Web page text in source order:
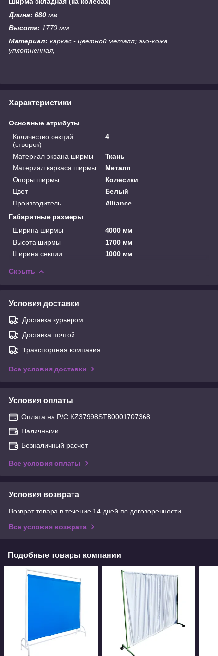
Длина: 680 мм
Высота: 1770 мм
Материал: каркас - цветной металл; эко-кожа
уплотненная;
Характеристики
Основные атрибуты
Количество секций
(створок)
4
Материал экрана ширмы
Ткань
Материал каркаса ширмы
Металл
Опоры ширмы
Колесики
Цвет
Белый
Производитель
Alliance
Габаритные размеры
Ширина ширмы
4000 мм
Высота ширмы
1700 мм
Ширина секции
1000 мм
Скрыть
Условия доставки
Доставка курьером
Доставка почтой
Транспортная компания
Все условия доставки
Условия оплаты
Оплата на Р/С KZ37998STB0001707368
Наличными
Безналичный расчет
Все условия оплаты
Условия возврата
Возврат товара в течение 14 дней по договоренности
Все условия возврата
Подобные товары компании